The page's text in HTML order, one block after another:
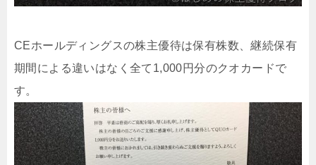
CEホールディングスの株主優待は保有株数、継続保有
期間による違いはなく全て1,000円分のクオカードで
す。